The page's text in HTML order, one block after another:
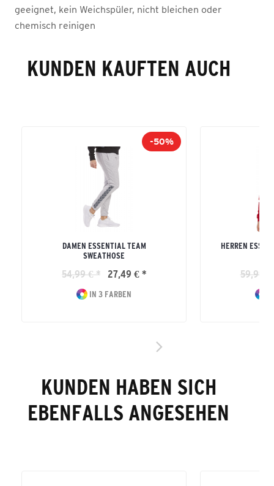
geeignet, kein Weichspüler, nicht bleichen oder
chemisch reinigen
KUNDEN KAUFTEN AUCH
-50%
DAMEN ESSENTIAL TEAM
SWEATHOSE
54,99 € * 27,49 € *
IN 3 FARBEN
HERREN
59,99 €
KUNDEN HABEN SICH
EBENFALLS ANGESEHEN